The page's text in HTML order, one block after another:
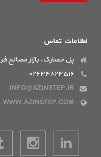
اطلاعات تماس
پل حصارک، بازار مصالح
۰۲۶۳۴۸۲۳۵۱۶
INFO@AZINSTEP.IR
WWW.AZINSTEP.COM